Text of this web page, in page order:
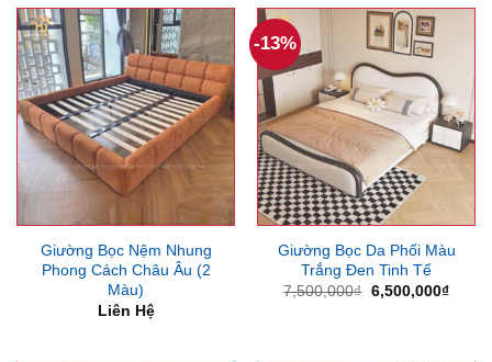
7,200,000₫.
Giường Bọc Nệm Nhung
Phong Cách Châu Âu (2
Màu)
Liên Hệ
-13%
Giường Bọc Da Phối Màu
Trắng Đen Tinh Tế
7,500,000₫ Giá
6,500,000₫Giá